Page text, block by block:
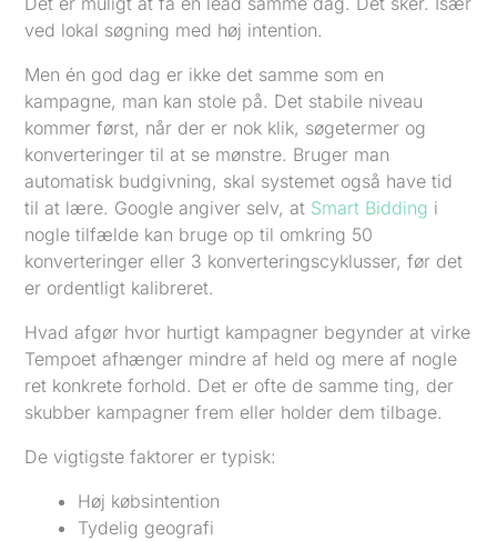
ved lokal søgning med høj intention.
Men én god dag er ikke det samme som en
kampagne, man kan stole på. Det stabile niveau
kommer først, når der er nok klik, søgetermer og
konverteringer til at se mønstre. Bruger man
automatisk budgivning, skal systemet også have tid
til at lære. Google angiver selv, at Smart Bidding i
nogle tilfælde kan bruge op til omkring 50
konverteringer eller 3 konverteringscyklusser, før det
er ordentligt kalibreret.
Hvad afgør hvor hurtigt kampagner begynder at virke
Tempoet afhænger mindre af held og mere af nogle
ret konkrete forhold. Det er ofte de samme ting, der
skubber kampagner frem eller holder dem tilbage.
De vigtigste faktorer er typisk:
Høj købsintention
Tydelig geografi